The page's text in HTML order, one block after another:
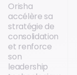
Orisha
accélère sa
stratégie de
consolidation
et renforce
son
leadership